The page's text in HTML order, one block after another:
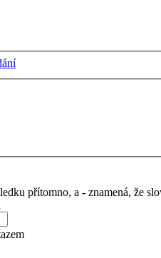
přítomno, a - znamená, že